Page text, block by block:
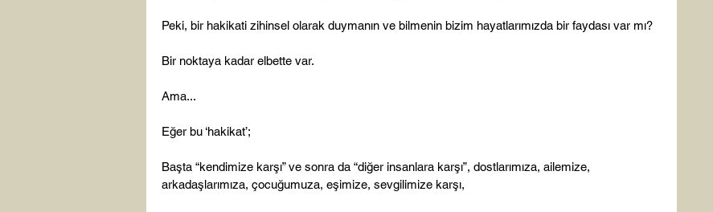
Peki, bir hakikati zihinsel olarak duymanın ve bilmenin bizim hayatlarımızda bir faydası var mı?
Bir noktaya kadar elbette var.
Ama...
Eğer bu ‘hakikat’;
Başta “kendimize karşı” ve sonra da “diğer insanlara karşı”, dostlarımıza, ailemize,
arkadaşlarımıza, çocuğumuza, eşimize, sevgilimize karşı,